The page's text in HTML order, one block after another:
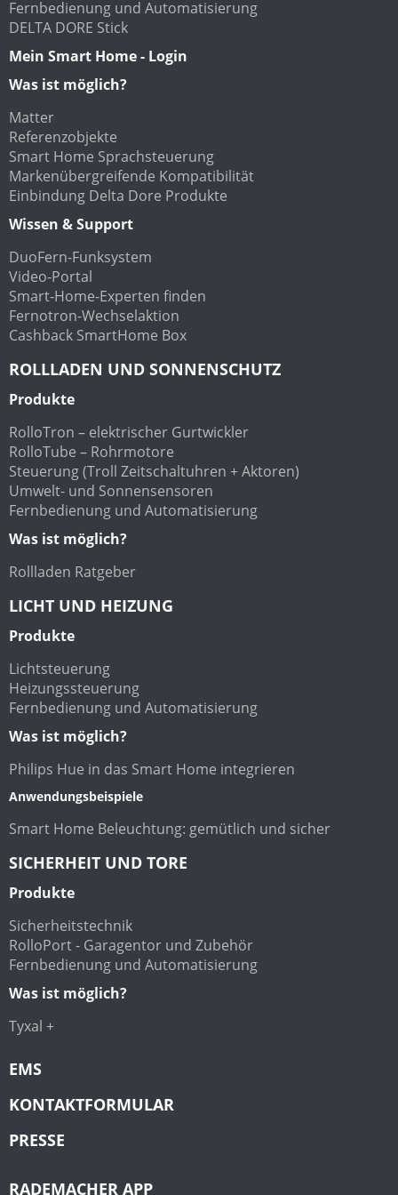
Fernbedienung und Automatisierung
DELTA DORE Stick
Mein Smart Home - Login
Was ist möglich?
Matter
Referenzobjekte
Smart Home Sprachsteuerung
Markenübergreifende Kompatibilität
Einbindung Delta Dore Produkte
Wissen & Support
DuoFern-Funksystem
Video-Portal
Smart-Home-Experten finden
Fernotron-Wechselaktion
Cashback SmartHome Box
ROLLLADEN UND SONNENSCHUTZ
Produkte
RolloTron – elektrischer Gurtwickler
RolloTube – Rohrmotore
Steuerung (Troll Zeitschaltuhren + Aktoren)
Umwelt- und Sonnensensoren
Fernbedienung und Automatisierung
Was ist möglich?
Rollladen Ratgeber
LICHT UND HEIZUNG
Produkte
Lichtsteuerung
Heizungssteuerung
Fernbedienung und Automatisierung
Was ist möglich?
Philips Hue in das Smart Home integrieren
Anwendungsbeispiele
Smart Home Beleuchtung: gemütlich und sicher
SICHERHEIT UND TORE
Produkte
Sicherheitstechnik
RolloPort - Garagentor und Zubehör
Fernbedienung und Automatisierung
Was ist möglich?
Tyxal +
EMS
KONTAKTFORMULAR
PRESSE
RADEMACHER APP